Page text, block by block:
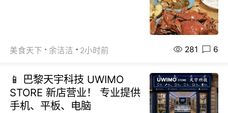
美食天下 余洁洁 2小时前 281 6
📱 巴黎天宇科技 UWIMO
STORE 新店营业！ 专业提供
手机、平板、电脑